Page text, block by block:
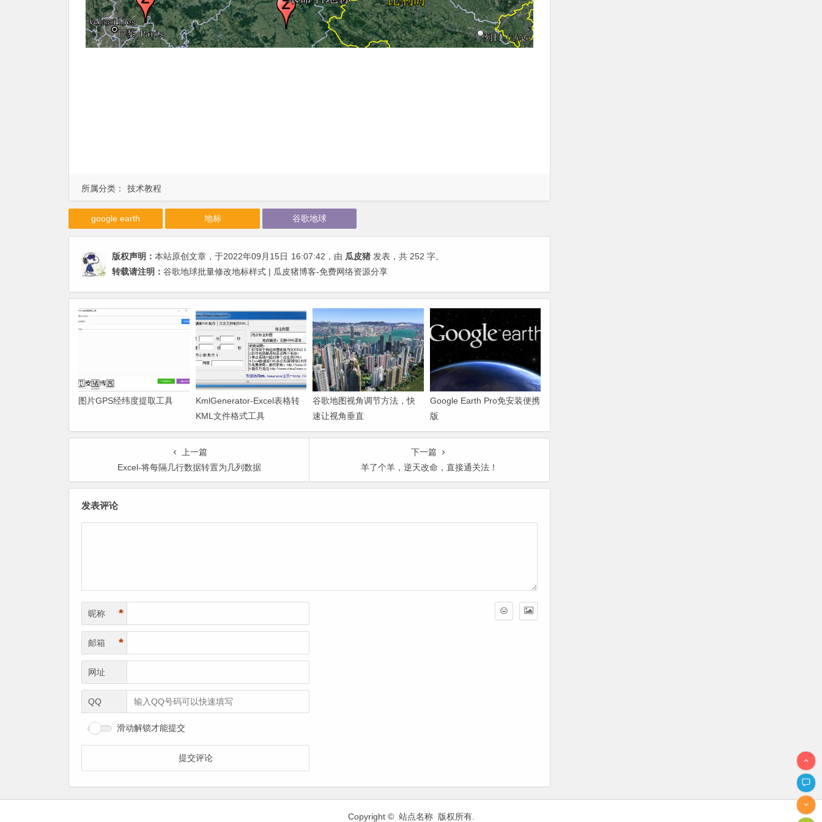
所属分类： 技术教程
google earth 地标 谷歌地球
版权声明： 本站原创文章，于2022年09月15日 16:07:42 ，由 瓜皮猪 发表，共 252 字。
转载请注明： 谷歌地球批量修改地标样式 | 瓜皮猪博客-免费网络资源分享
图片GPS经纬度提取工具
KmlGenerator-Excel表格转
KML文件格式工具
谷歌地图视角调节方法，快
速让视角垂直
Google Earth Pro免安装便携
版
上一篇
Excel-将每隔几行数据转置为几列数据
下一篇
羊了个羊，逆天改命，直接通关法！
发表评论
昵称 *
邮箱 *
网址
QQ
滑动解锁才能提交
Copyright © 站点名称 版权所有.